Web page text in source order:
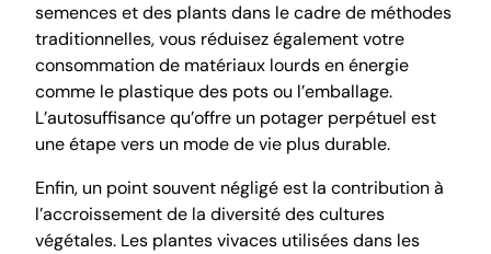
semences et des plants dans le cadre de méthodes
traditionnelles, vous réduisez également votre
consommation de matériaux lourds en énergie
comme le plastique des pots ou l’emballage.
L’autosuffisance qu’offre un potager perpétuel est
une étape vers un mode de vie plus durable.
Enfin, un point souvent négligé est la contribution à
l’accroissement de la diversité des cultures
végétales. Les plantes vivaces utilisées dans les